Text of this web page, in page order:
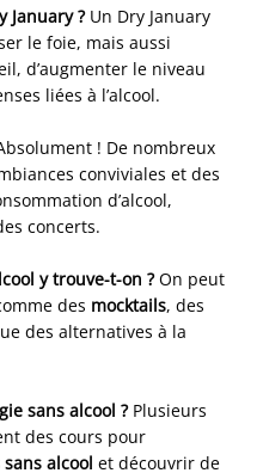
January ?Un Dry January
le foie, mais aussi
d’augmenter le niveau
liées à l’alcool.
! De nombreux
conviviales et des
d’alcool,
concerts.
y trouve-t-on ?On peut
des mocktails, des
des alternatives à la
sans alcool ?Plusieurs
des cours pour
alcool et découvrir de